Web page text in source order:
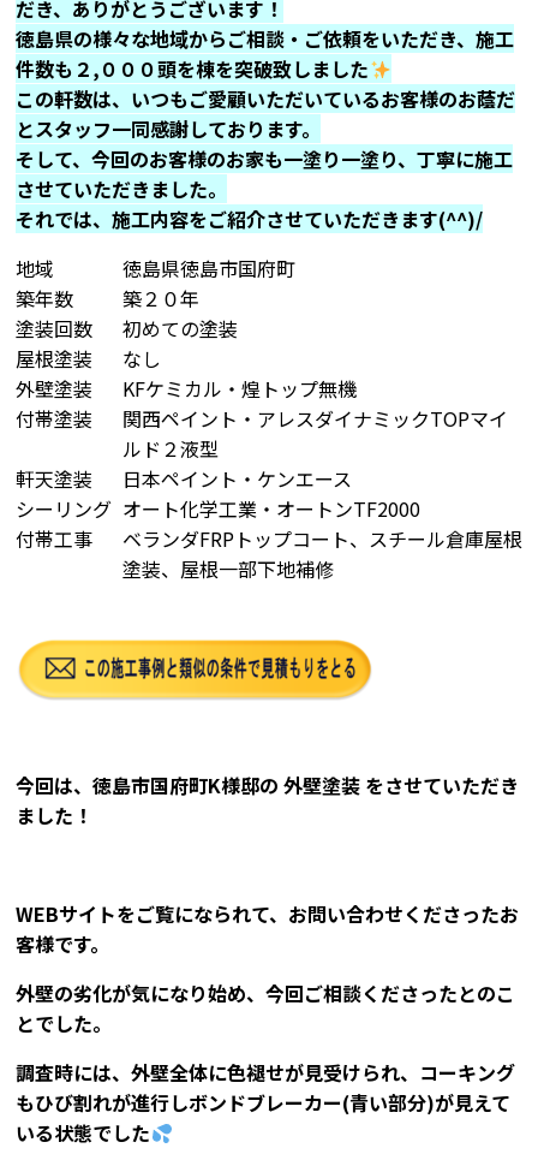
だき、ありがとうございます！
徳島県の様々な地域からご相談・ご依頼をいただき、施工
件数も２,０００頭を棟を突破致しました
この軒数は、いつもご愛顧いただいているお客様のお蔭だ
とスタッフ一同感謝しております。
そして、今回のお客様のお家も一塗り一塗り、丁寧に施工
させていただきました。
それでは、施工内容をご紹介させていただきます(^^)/
地域
徳島県徳島市国府町
築年数
築２０年
塗装回数
初めての塗装
屋根塗装
なし
外壁塗装
KFケミカル・煌トップ無機
付帯塗装
関西ペイント・アレスダイナミックTOPマイ
ルド２液型
軒天塗装
日本ペイント・ケンエース
シーリング オート化学工業・オートンTF2000
付帯工事
ベランダFRPトップコート、スチール倉庫屋根
塗装、屋根一部下地補修
今回は、徳島市国府町K様邸の外壁塗装 をさせていただき
ました！
WEBサイトをご覧になられて、お問い合わせくださったお
客様です。
外壁の劣化が気になり始め、今回ご相談くださったとのこ
とでした。
調査時には、外壁全体に色褪せが見受けられ、コーキング
もひび割れが進行しボンドブレーカー(青い部分)が見えて
いる状態でした